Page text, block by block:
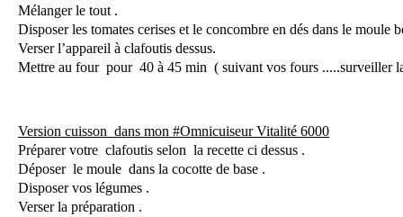
Mélanger le tout .
Disposer les tomates cerises et le concombre en dés dans le moule
Verser l’appareil à clafoutis dessus.
Mettre au four pour 40 à 45 min ( suivant vos fours .....surveiller
Version cuisson dans mon #Omnicuiseur Vitalité 6000
Préparer votre clafoutis selon la recette ci dessus .
Déposer le moule dans la cocotte de base .
Disposer vos légumes .
Verser la préparation .